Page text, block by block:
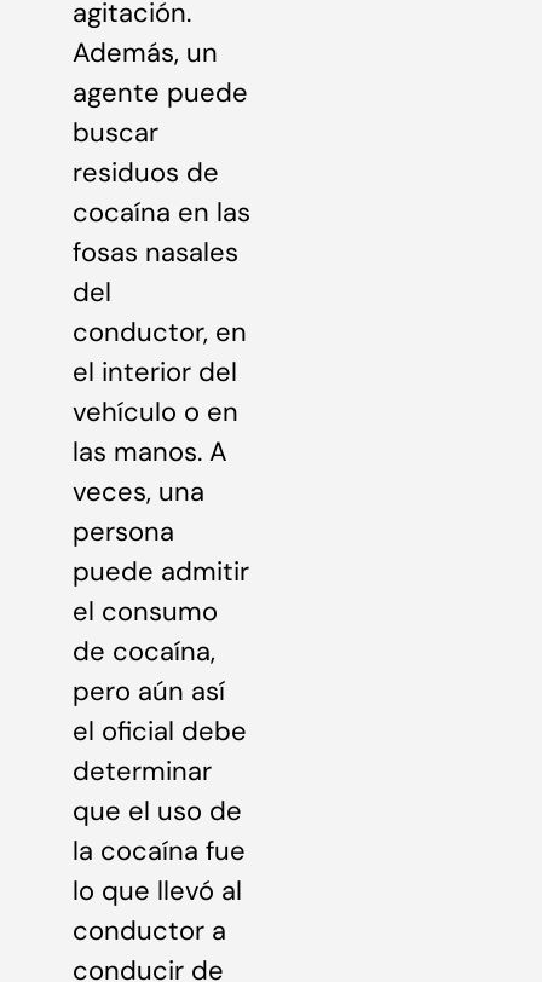
agitación.
Además, un
agente puede
buscar
residuos de
cocaína en las
fosas nasales
del
conductor, en
el interior del
vehículo o en
las manos. A
veces, una
persona
puede admitir
el consumo
de cocaína,
pero aún así
el oficial debe
determinar
que el uso de
la cocaína fue
lo que llevó al
conductor a
conducir de